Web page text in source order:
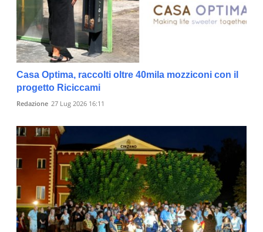
Casa Optima, raccolti oltre 40mila mozziconi con il
progetto Riciccami
Redazione 27 Lug 2026 16:11